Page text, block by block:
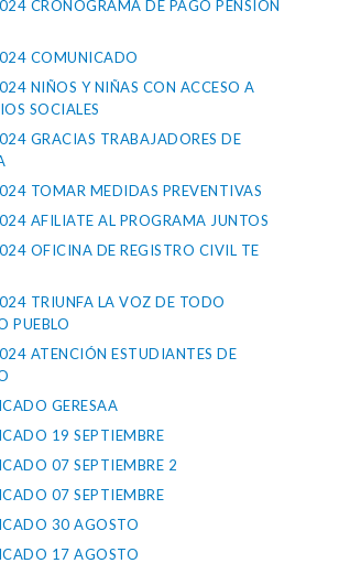
CRONOGRAMA DE PAGO PENSIÓN
COMUNICADO
NIÑOS Y NIÑAS CON ACCESO A
SOCIALES
GRACIAS TRABAJADORES DE
TOMAR MEDIDAS PREVENTIVAS
AFILIATE AL PROGRAMA JUNTOS
OFICINA DE REGISTRO CIVIL TE
TRIUNFA LA VOZ DE TODO
PUEBLO
ATENCIÓN ESTUDIANTES DE
GERESAA
19 SEPTIEMBRE
07 SEPTIEMBRE 2
07 SEPTIEMBRE
30 AGOSTO
17 AGOSTO